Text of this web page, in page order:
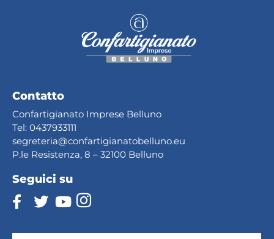
Contatto
Confartigianato Imprese Belluno
Tel: 0437933111
segreteria@confartigianatobelluno.eu
P.le Resistenza, 8 – 32100 Belluno
Seguici su